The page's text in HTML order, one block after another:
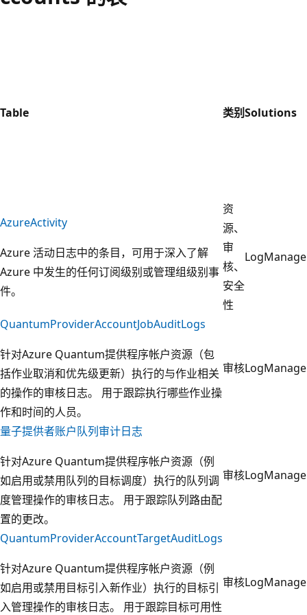
Table 类别Solutions
AzureActivity
Azure 活动日志中的条目，可用于深入了解
Azure 中发生的任何订阅级别或管理组级别事
件。
资
源、
审
核、
安全
性
QuantumProviderAccountJobAuditLogs
针对Azure Quantum提供程序帐户资源（包
括作业取消和优先级更新）执行的与作业相关
的操作的审核日志。 用于跟踪执行哪些作业操
作和时间的人员。
审核
量子提供者账户队列审计日志
针对Azure Quantum提供程序帐户资源（例
如启用或禁用队列的目标调度）执行的队列调
度管理操作的审核日志。 用于跟踪队列路由配
置的更改。
审核
QuantumProviderAccountTargetAuditLogs
针对Azure Quantum提供程序帐户资源（例
如启用或禁用目标引入新作业）执行的目标引
入管理操作的审核日志。 用于跟踪目标可用性
审核